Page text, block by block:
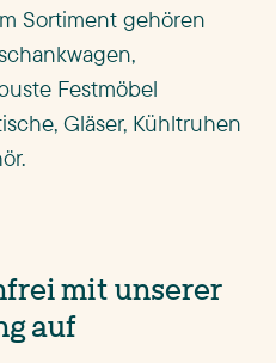
Sortiment gehören
Festmöbel
Gläser, Kühltruhen
mit unserer
auf